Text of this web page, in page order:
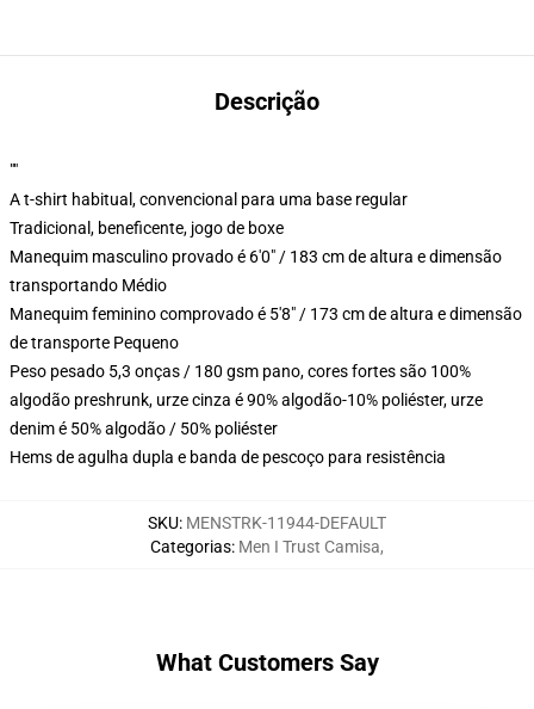
Descrição
""
A t-shirt habitual, convencional para uma base regular
Tradicional, beneficente, jogo de boxe
Manequim masculino provado é 6'0" / 183 cm de altura e dimensão
transportando Médio
Manequim feminino comprovado é 5'8" / 173 cm de altura e dimensão
de transporte Pequeno
Peso pesado 5,3 onças / 180 gsm pano, cores fortes são 100%
algodão preshrunk, urze cinza é 90% algodão-10% poliéster, urze
denim é 50% algodão / 50% poliéster
Hems de agulha dupla e banda de pescoço para resistência
SKU: MENSTRK-11944-DEFAULT
Categorias: Men I Trust Camisa,
What Customers Say